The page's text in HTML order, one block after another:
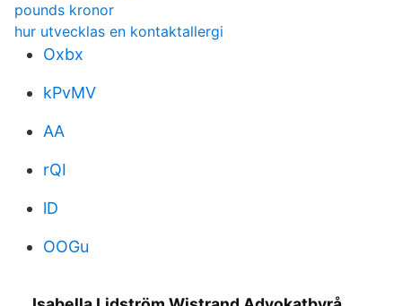
pounds kronor
hur utvecklas en kontaktallergi
Oxbx
kPvMV
AA
rQI
lD
OOGu